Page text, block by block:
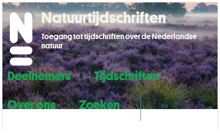
Deelnemers
Tijdschriften
Over ons
Zoeken NL EN
Natuurtijdschriften
Toegang tot tijdschriften over de Nederlandse
natuur